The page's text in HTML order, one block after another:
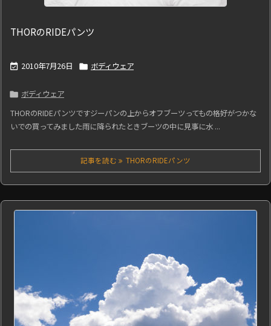
THORのRIDEパンツ
 2010年7月26日  ボディウェア
 ボディウェア
THORのRIDEパンツですジーパンの上からオフブーツってもの格好がつかな
いでの買ってみました雨に降られたときブーツの中に見事に水 ...
記事を読む THORのRIDEパンツ